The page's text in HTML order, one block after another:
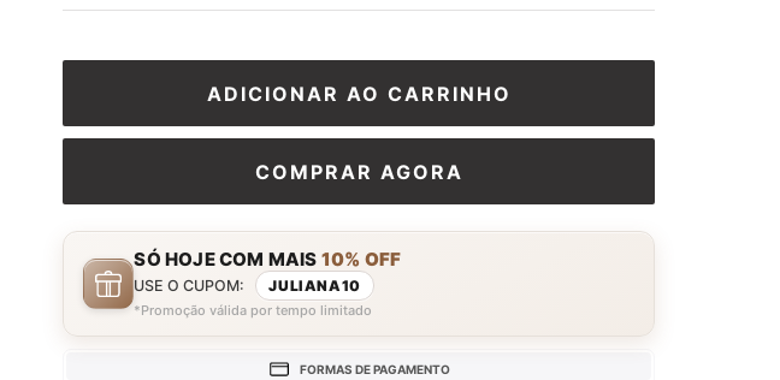
ADICIONAR AO CARRINHO
COMPRAR AGORA
SÓ HOJE COM MAIS 10% OFF
USE O CUPOM: JULIANA10
*Promoção válida por tempo limitado
FORMAS DE PAGAMENTO